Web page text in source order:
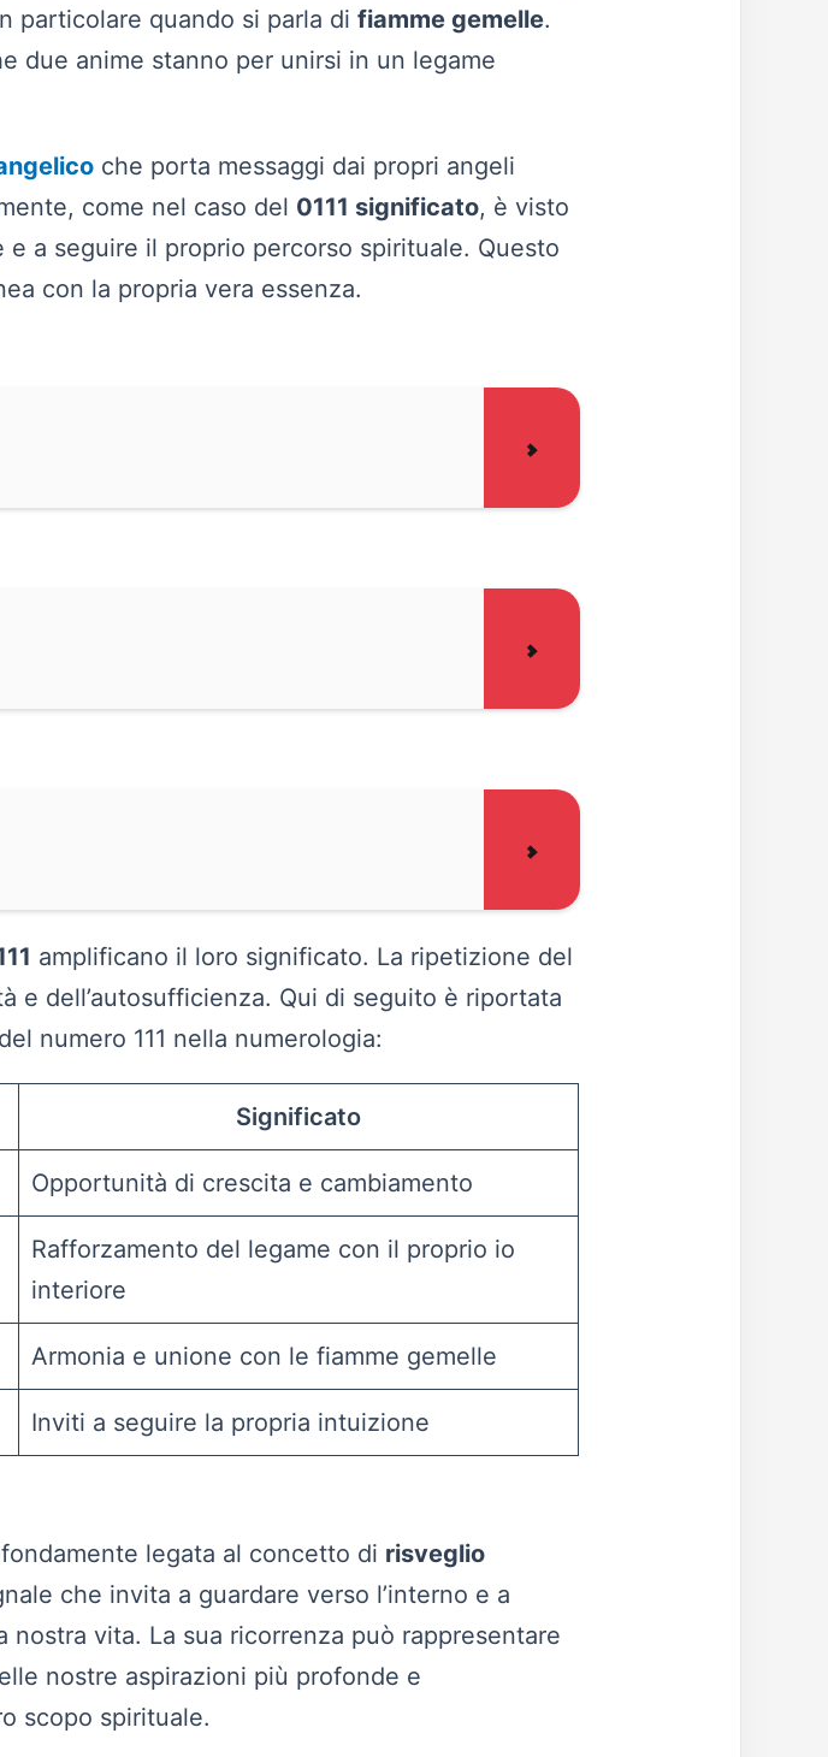
particolare quando si parla difiamme gemelle.
due anime stanno per unirsi in un legame
che porta messaggi dai propri angeli
come nel caso del 0111 significato, è visto
a seguire il proprio percorso spirituale. Questo
con la propria vera essenza.
amplificano il loro significato. La ripetizione del
e dell’autosufficienza. Qui di seguito è riportata
numero 111 nella numerologia:
Significato
Opportunità di crescita e cambiamento
Rafforzamento del legame con il proprio io
interiore
Armonia e unione con le fiamme gemelle
Inviti a seguire la propria intuizione
legata al concetto di risveglio
che invita a guardare verso l’interno e a
vita. La sua ricorrenza può rappresentare
nostre aspirazioni più profonde e
scopo spirituale.